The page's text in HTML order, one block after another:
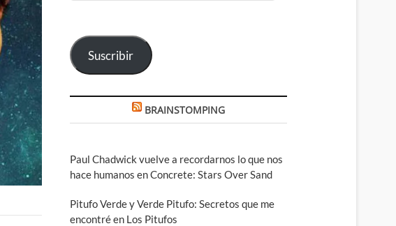
Suscribir
BRAINSTOMPING
Paul Chadwick vuelve a recordarnos lo que nos
hace humanos en Concrete: Stars Over Sand
Pitufo Verde y Verde Pitufo: Secretos que me
encontré en Los Pitufos